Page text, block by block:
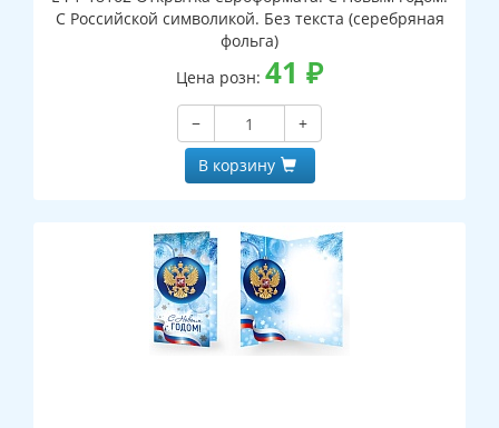
С Российской символикой. Без текста (серебряная
фольга)
Цена розн: 41 ₽
−
+
В корзину